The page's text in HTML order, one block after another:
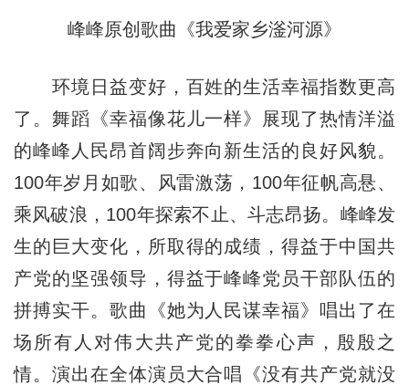
峰峰原创歌曲《我爱家乡滏河源》
环境日益变好，百姓的生活幸福指数更高
了。舞蹈《幸福像花儿一样》展现了热情洋溢
的峰峰人民昂首阔步奔向新生活的良好风貌。
100年岁月如歌、风雷激荡，100年征帆高悬、
乘风破浪，100年探索不止、斗志昂扬。峰峰发
生的巨大变化，所取得的成绩，得益于中国共
产党的坚强领导，得益于峰峰党员干部队伍的
拼搏实干。歌曲《她为人民谋幸福》唱出了在
场所有人对伟大共产党的拳拳心声，殷殷之
情。演出在全体演员大合唱《没有共产党就没